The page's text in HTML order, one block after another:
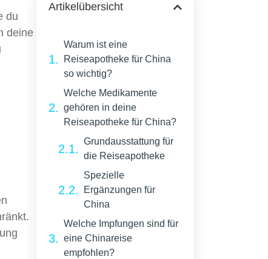
du
deine
Artikelübersicht
Warum ist eine
Reiseapotheke für China
so wichtig?
Welche Medikamente
gehören in deine
Reiseapotheke für China?
Grundausstattung für
die Reiseapotheke
Spezielle
Ergänzungen für
China
Welche Impfungen sind für
eine Chinareise
empfohlen?